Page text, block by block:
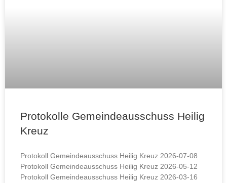
Protokolle Gemeindeausschuss Heilig
Kreuz
Protokoll Gemeindeausschuss Heilig Kreuz 2026-07-08
Protokoll Gemeindeausschuss Heilig Kreuz 2026-05-12
Protokoll Gemeindeausschuss Heilig Kreuz 2026-03-16